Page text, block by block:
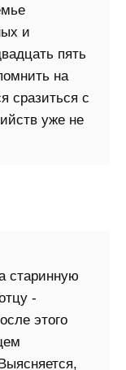
и
пять
на
сразиться с
уже не
старинную
-
этого